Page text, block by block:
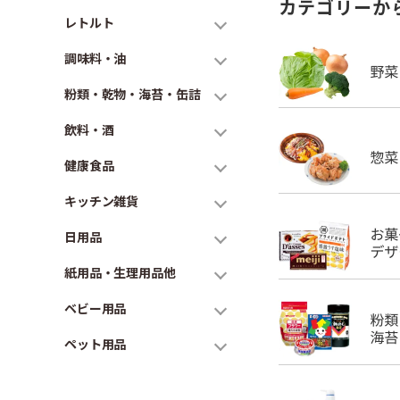
レトルト
調味料・油
粉類・乾物・海苔・缶詰
飲料・酒
健康食品
キッチン雑貨
日用品
紙用品・生理用品他
ベビー用品
ペット用品
カテゴリーか